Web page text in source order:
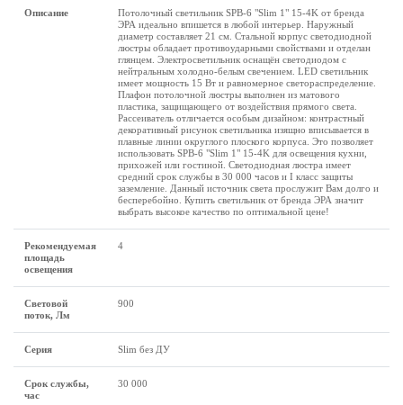
Описание
Потолочный светильник SPB-6 "Slim 1" 15-4K от бренда
ЭРА идеально впишется в любой интерьер. Наружный
диаметр составляет 21 см. Стальной корпус светодиодной
люстры обладает противоударными свойствами и отделан
глянцем. Электросветильник оснащён светодиодом с
нейтральным холодно-белым свечением. LED светильник
имеет мощность 15 Вт и равномерное светораспределение.
Плафон потолочной люстры выполнен из матового
пластика, защищающего от воздействия прямого света.
Рассеиватель отличается особым дизайном: контрастный
декоративный рисунок светильника изящно вписывается в
плавные линии округлого плоского корпуса. Это позволяет
использовать SPB-6 "Slim 1" 15-4K для освещения кухни,
прихожей или гостиной. Светодиодная люстра имеет
средний срок службы в 30 000 часов и I класс защиты
заземление. Данный источник света прослужит Вам долго и
бесперебойно. Купить светильник от бренда ЭРА значит
выбрать высокое качество по оптимальной цене!
Рекомендуемая
площадь
освещения
4
Световой
поток, Лм
900
Серия Slim без ДУ
Срок службы,
час
30 000